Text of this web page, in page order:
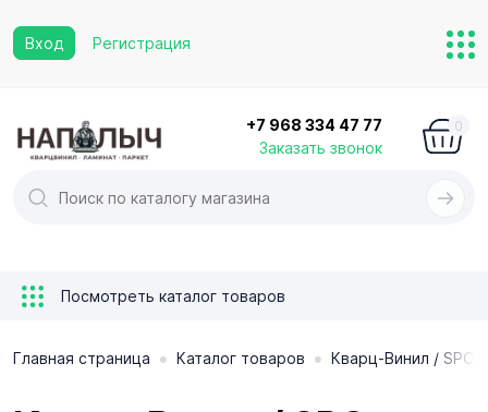
Вход Регистрация
+7 968 334 47 77
Заказать звонок
0
Посмотреть каталог товаров
Главная страница • Каталог товаров • Кварц-Винил / SPC